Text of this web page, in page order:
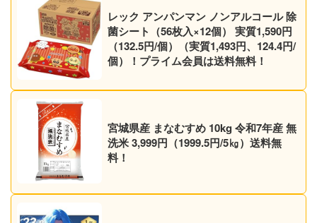
レック アンパンマン ノンアルコール 除
菌シート（56枚入×12個） 実質1,590円
（132.5円/個）（実質1,493円、124.4円/
個）！プライム会員は送料無料！
宮城県産 まなむすめ 10kg 令和7年産 無
洗米 3,999円（1999.5円/5㎏）送料無
料！